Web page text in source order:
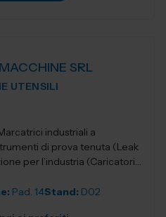
SRL
UTENSILI
industriali a
di prova tenuta (Leak
per l’industria (Caricatori,
Pad. 14Stand: D02